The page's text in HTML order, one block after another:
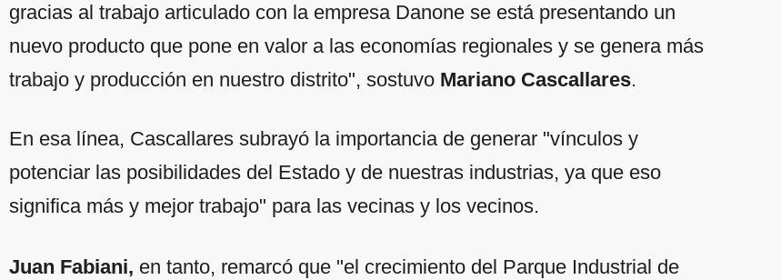
gracias al trabajo articulado con la empresa Danone se está presentando un
nuevo producto que pone en valor a las economías regionales y se genera más
trabajo y producción en nuestro distrito", sostuvo Mariano Cascallares.
En esa línea, Cascallares subrayó la importancia de generar "vínculos y
potenciar las posibilidades del Estado y de nuestras industrias, ya que eso
significa más y mejor trabajo" para las vecinas y los vecinos.
Juan Fabiani, en tanto, remarcó que "el crecimiento del Parque Industrial de